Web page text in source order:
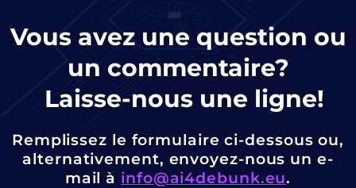
Vous avez une question ou
un commentaire?
Laisse-nous une ligne!
Remplissez le formulaire ci-dessous ou,
alternativement, envoyez-nous un e-
mail à info@ai4debunk.eu.